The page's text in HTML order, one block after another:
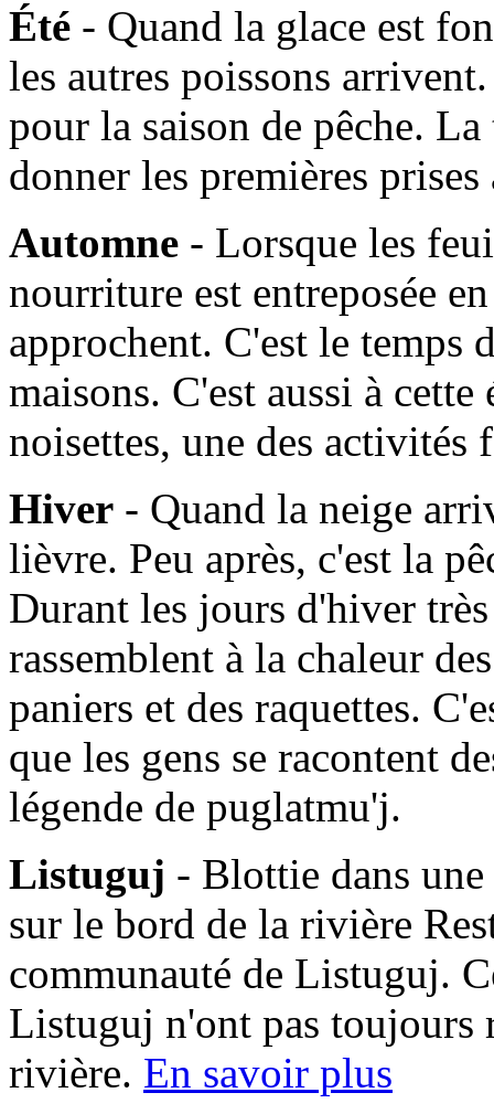
Été - Quand la glace est
les autres poissons
pour la saison de pêche.
donner les premières
Automne - Lorsque les
nourriture est entreposée
approchent. C'est le temps
maisons. C'est aussi à
noisettes, une des
Hiver - Quand la neige
lièvre. Peu après, c'est la
Durant les jours d'hiver
rassemblent à la chaleur
paniers et des raquettes.
que les gens se racontent
légende de puglatmu'j.
Listuguj - Blottie dans une
sur le bord de la rivière
communauté de Listuguj.
Listuguj n'ont pas toujours
rivière. En savoir plus